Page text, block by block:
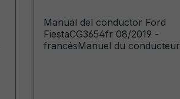
Manual del conductor Ford
FiestaCG3654fr 08/2019 -
francésManuel du conducteur